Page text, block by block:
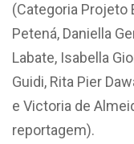
(Categoria Projeto
Petená, Daniella
Labate, Isabella
Guidi, Rita Pier
e Victoria de
reportagem).